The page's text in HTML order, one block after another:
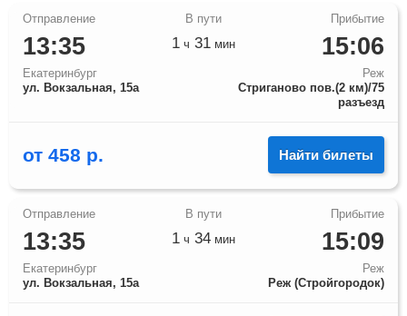
13:35
Екатеринбург
ул. Вокзальная, 15а
15:06
Реж
Стриганово пов.(2 км)/75
разъезд
1 ч 31 мин
от 458 р. Найти билеты
13:35
Екатеринбург
ул. Вокзальная, 15а
15:09
Реж
Реж (Стройгородок)
1 ч 34 мин